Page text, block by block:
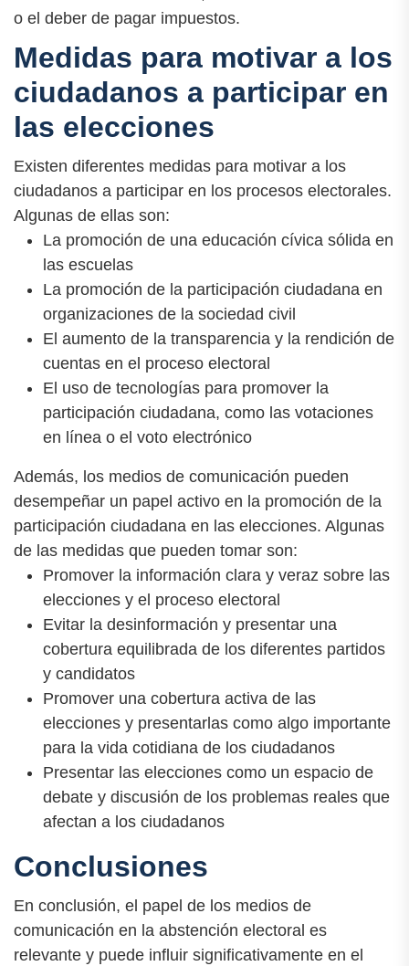
o el deber de pagar impuestos.
Medidas para motivar a los
ciudadanos a participar en
las elecciones
Existen diferentes medidas para motivar a los
ciudadanos a participar en los procesos electorales.
Algunas de ellas son:
La promoción de una educación cívica sólida en
las escuelas
La promoción de la participación ciudadana en
organizaciones de la sociedad civil
El aumento de la transparencia y la rendición de
cuentas en el proceso electoral
El uso de tecnologías para promover la
participación ciudadana, como las votaciones
en línea o el voto electrónico
Además, los medios de comunicación pueden
desempeñar un papel activo en la promoción de la
participación ciudadana en las elecciones. Algunas
de las medidas que pueden tomar son:
Promover la información clara y veraz sobre las
elecciones y el proceso electoral
Evitar la desinformación y presentar una
cobertura equilibrada de los diferentes partidos
y candidatos
Promover una cobertura activa de las
elecciones y presentarlas como algo importante
para la vida cotidiana de los ciudadanos
Presentar las elecciones como un espacio de
debate y discusión de los problemas reales que
afectan a los ciudadanos
Conclusiones
En conclusión, el papel de los medios de
comunicación en la abstención electoral es
relevante y puede influir significativamente en el